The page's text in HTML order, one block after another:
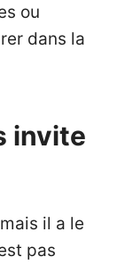
ou
dans la
invite
il a le
pas